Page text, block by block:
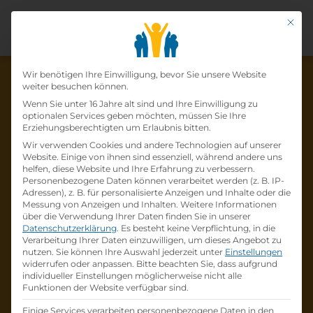
Die Lehrstelle wurde schon
besetzt!
Die LehrstelleLehre Einzelhandel –
Kraftfahrzeuge und Ersatzteile (m/w/d)bei
Raiffeisen-Lagerhaus Hollabrunn-Horn eGen
ist schonbesetzt.
Firmenprofil besuchen
Andere Lehrstelle suchen
Mit
Datenschutz-
Wir benötigen Ihre Einwilligung, bevor Sie unsere Website
weiter besuchen können.
Wenn Sie unter 16 Jahre alt sind und Ihre Einwilligung zu
optionalen Services geben möchten, müssen Sie Ihre
Erziehungsberechtigten um Erlaubnis bitten.
Wir verwenden Cookies und andere Technologien auf unserer
Website. Einige von ihnen sind essenziell, während andere uns
helfen, diese Website und Ihre Erfahrung zu verbessern.
Personenbezogene Daten können verarbeitet werden (z. B. IP-
Adressen), z. B. für personalisierte Anzeigen und Inhalte oder die
Messung von Anzeigen und Inhalten. Weitere Informationen
über die Verwendung Ihrer Daten finden Sie in unserer
Datenschutzerklärung. Es besteht keine Verpflichtung, in die
Verarbeitung Ihrer Daten einzuwilligen, um dieses Angebot zu
nutzen. Sie können Ihre Auswahl jederzeit unter Einstellungen
widerrufen oder anpassen. Bitte beachten Sie, dass aufgrund
individueller Einstellungen möglicherweise nicht alle
Funktionen der Website verfügbar sind.
Einige Services verarbeiten personenbezogene Daten in den